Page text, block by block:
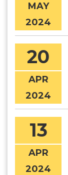
MAY
2024
20
APR
2024
13
APR
2024